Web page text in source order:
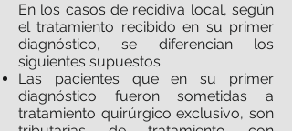
En los casos de recidiva local, según
el tratamiento recibido en su primer
diagnóstico, se diferencian los
siguientes supuestos:
Las pacientes que en su primer
diagnóstico fueron sometidas a
tratamiento quirúrgico exclusivo, son